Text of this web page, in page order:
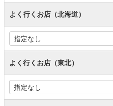
よく行くお店（北海道）
よく行くお店（東北）